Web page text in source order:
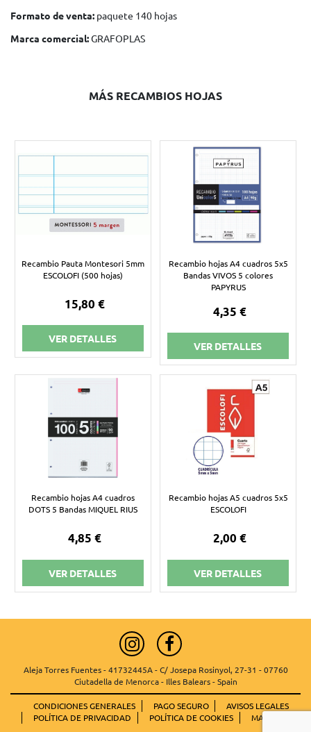
Formato de venta: paquete 140 hojas
Marca comercial:GRAFOPLAS
MÁS RECAMBIOS HOJAS
Recambio Pauta Montesori 5mm
ESCOLOFI (500 hojas)
15,80 €
VER DETALLES
Recambio hojas A4 cuadros 5x5
Bandas VIVOS 5 colores
PAPYRUS
4,35 €
VER DETALLES
Recambio hojas A4 cuadros
DOTS 5 Bandas MIQUEL RIUS
4,85 €
VER DETALLES
Recambio hojas A5 cuadros 5x5
ESCOLOFI
2,00 €
VER DETALLES
Aleja Torres Fuentes - 41732445A - C/ Josepa Rosinyol, 27-31 - 07760
Ciutadella de Menorca - Illes Balears - Spain
CONDICIONES GENERALES PAGO SEGURO
AVISOS LEGALES
POLÍTICA DE PRIVACIDAD
POLÍTICA DE COOKIES
MAPA WEB